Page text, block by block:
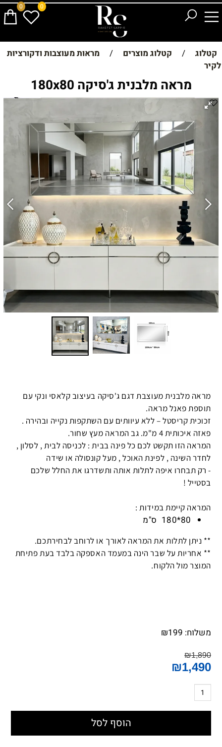
0 0
קטלוג / קטלוג מוצרים /
מראות מעוצבות ודקורציות
לקיר
מראה מלבנית ג'סיקה 180x80
מראה מלבנית מעוצבת דגם ג'סיקה בעיצוב קלאסי ונקי עם
תוספת פאנל מראה.
זכוכית קריסטל – ללא עיוותים עם השתקפות נקייה ובהירה .
פאזה איכותית 4 מ"מ. גב המראה מעץ שחור.
המראה הזו תקשט לכם כל פינה בבית : לכניסה לבית , לסלון ,
לחדר השינה , לפינת האוכל , מעל קונסולה או שידה
- רק תבחרו איפה לתלות אותה ותשדרגו את החלל שלכם
בסטייל !
המראה קיימת במידות :
80*180 ס"מ
** ניתן לתלות את המראה לאורך או לרוחב לבחירתכם.
** אחריות על שבר הינה במעמד האספקה בלבד בעת פתיחת
המוצר מול הלקוח.
משלוח: ₪199
₪1,890
₪1,490
הוסף לסל